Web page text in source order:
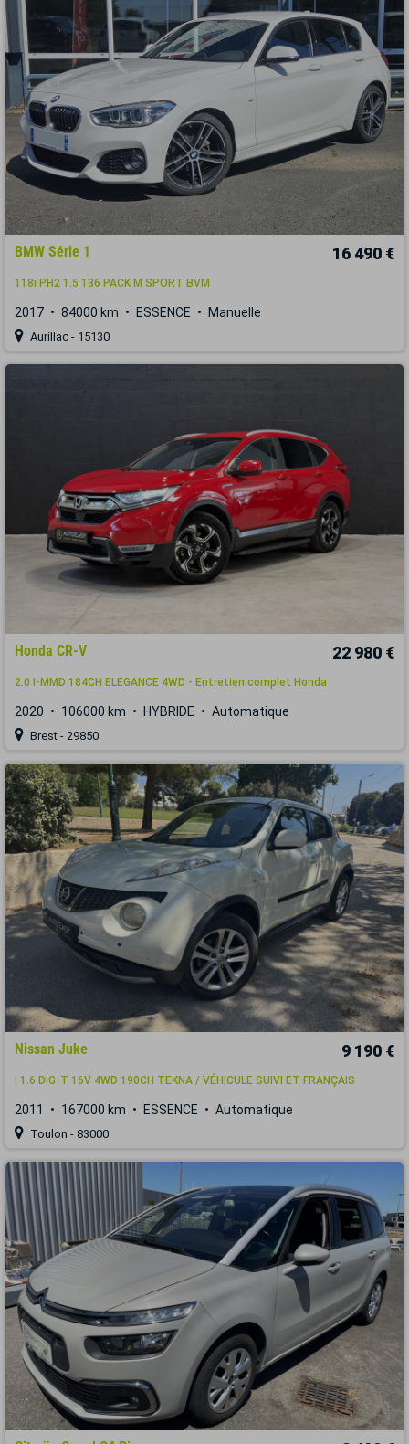
BMW Série 1 16 490 €
118i PH2 1.5 136 PACK M SPORT BVM
2017 84000 km ESSENCE Manuelle
Aurillac - 15130
Honda CR-V 22 980 €
2.0 I-MMD 184CH ELEGANCE 4WD - Entretien complet Honda
2020 106000 km HYBRIDE Automatique
Brest - 29850
Nissan Juke 9 190 €
I 1.6 DIG-T 16V 4WD 190CH TEKNA / VÉHICULE SUIVI ET FRANÇAIS
2011 167000 km ESSENCE Automatique
Toulon - 83000